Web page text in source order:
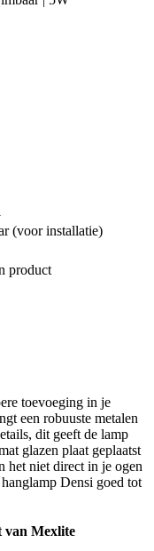
(voor installatie)
product
toevoeging in je
een robuuste metalen
dit geeft de lamp
glazen plaat geplaatst
het niet direct in je ogen
Densi goed tot
van Mexlite